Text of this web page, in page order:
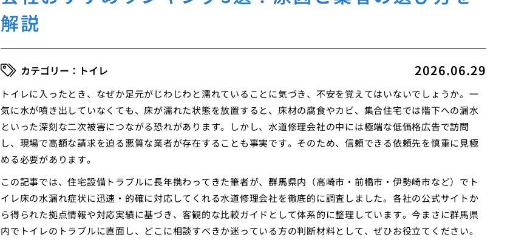
解説
2026.06.29
トイレ
トイレに入ったとき、なぜか足元がじわじわと濡れていることに気づき、不安を覚えてはいないでしょうか。一
気に水が噴き出していなくても、床が濡れた状態を放置すると、床材の腐食やカビ、集合住宅では階下への漏水
といった深刻な二次被害につながる恐れがあります。しかし、水道修理会社の中には極端な低価格広告で訪問
し、現場で高額な請求を迫る悪質な業者が存在することも事実です。そのため、信頼できる依頼先を慎重に見極
める必要があります。
この記事では、住宅設備トラブルに長年携わってきた筆者が、群馬県内（高崎市・前橋市・伊勢崎市など）でト
イレ床の水漏れ症状に迅速・的確に対応してくれる水道修理会社を徹底的に調査しました。各社の公式サイトか
ら得られた拠点情報や対応実績に基づき、客観的な比較ガイドとして体系的に整理しています。今まさに群馬県
内でトイレのトラブルに直面し、どこに相談すべきか迷っている方の判断材料として、ぜひお役立てください。